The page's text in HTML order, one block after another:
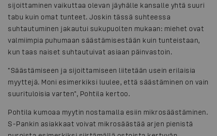
sijoittaminen vaikuttaa olevan jäyhälle kansalle yhtä suuri
tabu kuin omat tunteet. Joskin tässä suhteessa
suhtautuminen jakautui sukupuolten mukaan: miehet ovat
valmiimpia puhumaan säästämisestään kuin tunteistaan,
kun taas naiset suhtautuivat asiaan päinvastoin.
"Säästämiseen ja sijoittamiseen liitetään usein erilaisia
myyttejä. Moni esimerkiksi luulee, että säästäminen on vain
suurituloisia varten", Pohtila kertoo.
Pohtila kumoaa myytin nostamalla esiin mikrosäästäminen.
S-Pankin asiakkaat voivat mikrosäästää arjen pienistä